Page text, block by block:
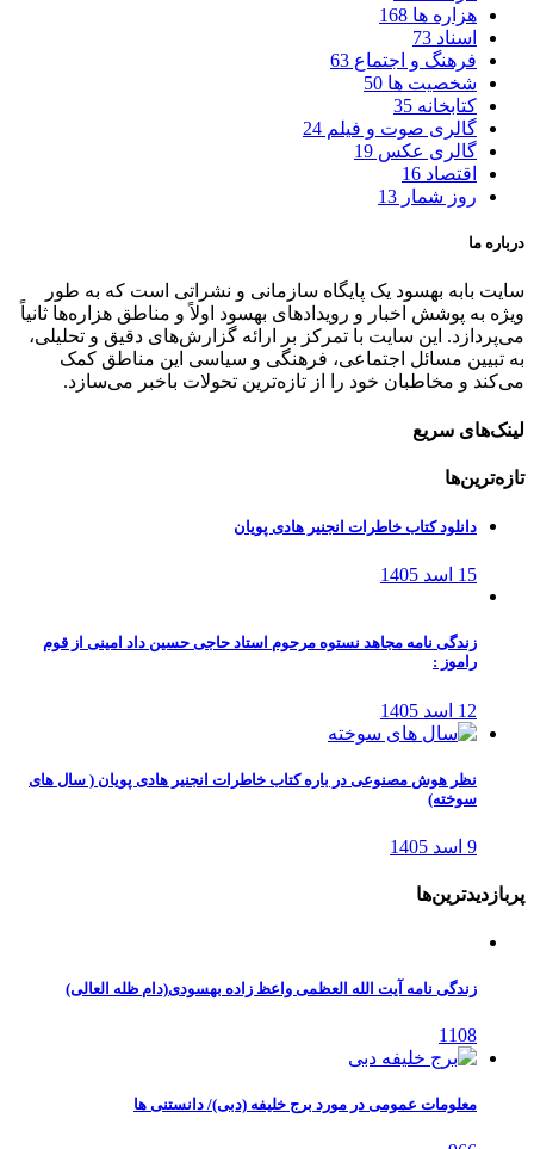
هزاره ها 168
اسناد 73
فرهنگ و اجتماع 63
شخصیت ها 50
کتابخانه 35
گالری صوت و فیلم 24
گالری عکس 19
اقتصاد 16
روز شمار 13
درباره ما
سایت بابه بهسود یک پایگاه سازمانی و نشراتی است که به طور
ویژه به پوشش اخبار و رویدادهای بهسود اولاً و مناطق هزاره‌ها ثانیاً
می‌پردازد. این سایت با تمرکز بر ارائه گزارش‌های دقیق و تحلیلی،
به تبیین مسائل اجتماعی، فرهنگی و سیاسی این مناطق کمک
می‌کند و مخاطبان خود را از تازه‌ترین تحولات باخبر می‌سازد.
لینک‌های سریع
تازه‌ترین‌ها
دانلود کتاب خاطرات انجنیر هادی پویان
15 اسد 1405
زندگی نامه مجاهد نستوه مرحوم استاد حاجی حسین داد امینی از قوم
راموز :
12 اسد 1405
نظر هوش مصنوعی در باره کتاب خاطرات انجنیر هادی پویان ( سال های
سوخته)
9 اسد 1405
پربازدیدترین‌ها
زندگی نامه آیت الله العظمی واعظ زاده بهسودی(دام ظله العالی)
1108
معلومات عمومی در مورد برج خلیفه (دبی)/ دانستنی ها